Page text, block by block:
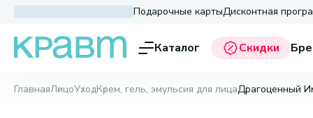
Подарочные картыДисконтная
Каталог Скидки
ГлавнаяЛицоУходКрем, гель, эмульсия для лицаДрагоценный